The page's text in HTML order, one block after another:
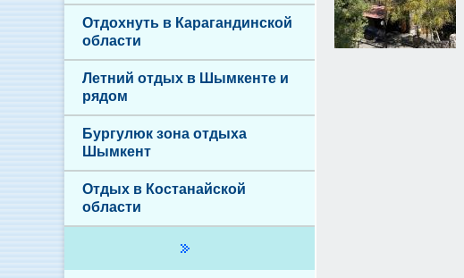
Отдохнуть в Карагандинской
области
Летний отдых в Шымкенте и
рядом
Бургулюк зона отдыха
Шымкент
Отдых в Костанайской
области